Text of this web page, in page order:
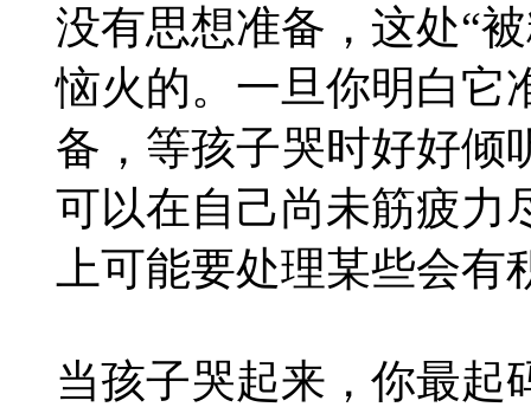
没有思想准备，这处“
恼火的。一旦你明白它
备，等孩子哭时好好倾
可以在自己尚未筋疲力
上可能要处理某些会
当孩子哭起来，你最起